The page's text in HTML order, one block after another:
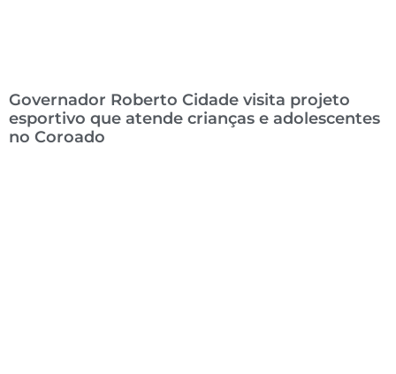
Governador Roberto Cidade visita projeto
esportivo que atende crianças e adolescentes
no Coroado